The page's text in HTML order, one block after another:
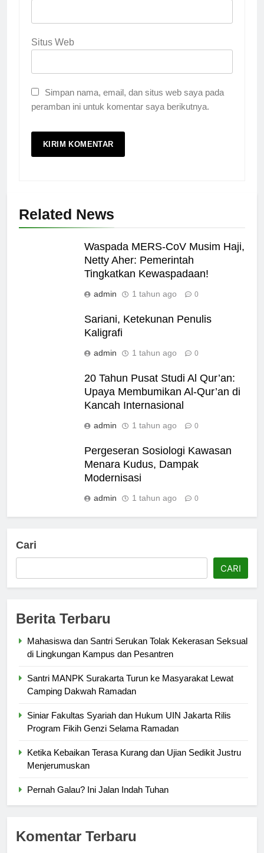
Situs Web
Simpan nama, email, dan situs web saya pada
peramban ini untuk komentar saya berikutnya.
Related News
Waspada MERS-CoV Musim Haji,
Netty Aher: Pemerintah
Tingkatkan Kewaspadaan!
admin 1 tahun ago 0
Sariani, Ketekunan Penulis
Kaligrafi
admin 1 tahun ago 0
20 Tahun Pusat Studi Al Qur’an:
Upaya Membumikan Al-Qur’an di
Kancah Internasional
admin 1 tahun ago 0
Pergeseran Sosiologi Kawasan
Menara Kudus, Dampak
Modernisasi
admin 1 tahun ago 0
Cari
CARI
Berita Terbaru
Mahasiswa dan Santri Serukan Tolak Kekerasan Seksual
di Lingkungan Kampus dan Pesantren
Santri MANPK Surakarta Turun ke Masyarakat Lewat
Camping Dakwah Ramadan
Siniar Fakultas Syariah dan Hukum UIN Jakarta Rilis
Program Fikih Genzi Selama Ramadan
Ketika Kebaikan Terasa Kurang dan Ujian Sedikit Justru
Menjerumuskan
Pernah Galau? Ini Jalan Indah Tuhan
Komentar Terbaru